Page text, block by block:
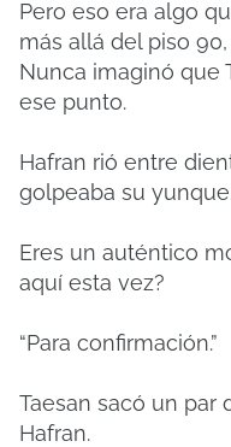
Pero eso era algo
más allá del piso
Nunca imaginó que
ese punto.
Hafran rió entre
golpeaba su
Eres un auténtico
aquí esta vez?
“Para confirmación.”
Taesan sacó un par
Hafran.